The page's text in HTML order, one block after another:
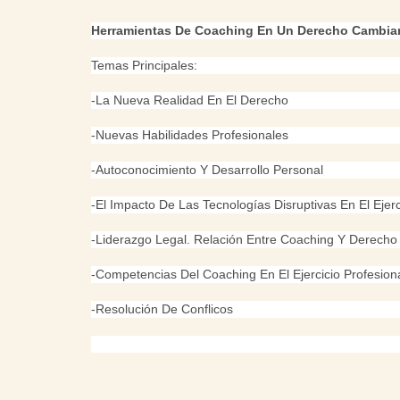
Herramientas De Coaching En Un Derecho
Temas Principales:
-La Nueva Realidad En El Derecho
-Nuevas Habilidades Profesionales
-Autoconocimiento Y Desarrollo Personal
-El Impacto De Las Tecnologías Disruptivas En El
-Liderazgo Legal. Relación Entre Coaching Y Derecho
-Competencias Del Coaching En El Ejercicio
-Resolución De Conflicos